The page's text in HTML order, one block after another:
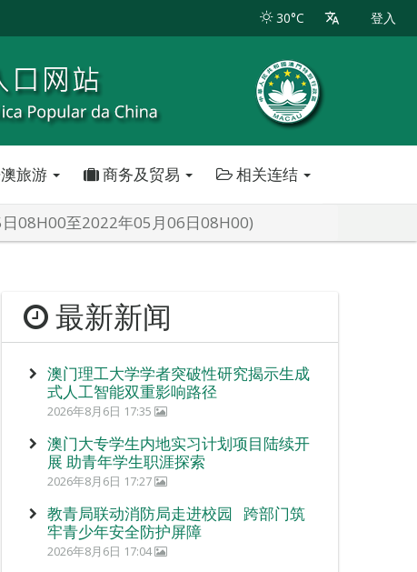
30°C 登入
旅游 商务及贸易 相关连结
08H00至2022年05月06日08H00)
最新新闻
澳门理工大学学者突破性研究揭示生成
式人工智能双重影响路径
2026年8月6日 17:35
澳门大专学生内地实习计划项目陆续开
展 助青年学生职涯探索
2026年8月6日 17:27
教青局联动消防局走进校园 跨部门筑
牢青少年安全防护屏障
2026年8月6日 17:04